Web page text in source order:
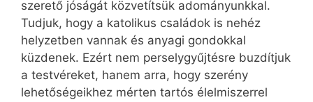
szerető jóságát közvetítsük adományunkkal.
Tudjuk, hogy a katolikus családok is nehéz
helyzetben vannak és anyagi gondokkal
küzdenek. Ezért nem perselygyűjtésre buzdítjuk
a testvéreket, hanem arra, hogy szerény
lehetőségeikhez mérten tartós élelmiszerrel